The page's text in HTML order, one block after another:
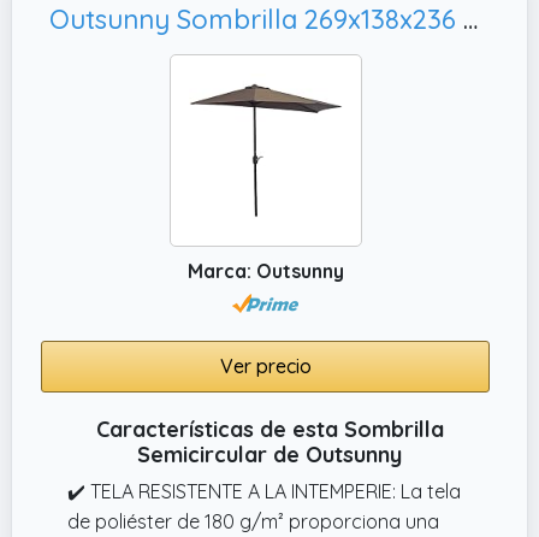
Outsunny Sombrilla 269x138x236 cm Parasol de Jardín con Manivela y Forma Semicircular Tela Poliéster 180 g/m² para Exterior Terraza Patio Piscina Café
Marca: Outsunny
Ver precio
Características de esta Sombrilla
Semicircular de Outsunny
✔️ TELA RESISTENTE A LA INTEMPERIE: La tela
de poliéster de 180 g/m² proporciona una